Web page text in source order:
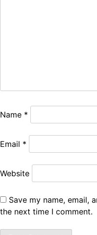
Name *
Email *
Website
Save my name, email,
the next time I comment.